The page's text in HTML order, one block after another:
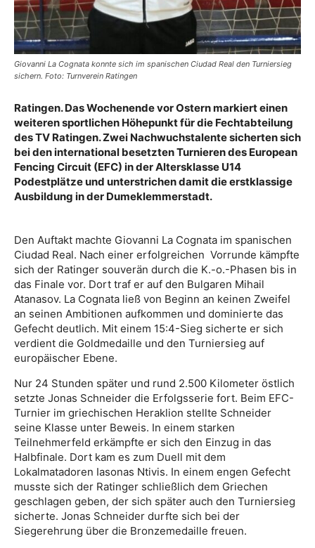
Giovanni La Cognata konnte sich im spanischen Ciudad Real den Turniersieg
sichern. Foto: Turnverein Ratingen
Ratingen. Das Wochenende vor Ostern markiert einen
weiteren sportlichen Höhepunkt für die Fechtabteilung
des TV Ratingen. Zwei Nachwuchstalente sicherten sich
bei den international besetzten Turnieren des European
Fencing Circuit (EFC) in der Altersklasse U14
Podestplätze und unterstrichen damit die erstklassige
Ausbildung in der Dumeklemmerstadt.
​Den Auftakt machte Giovanni La Cognata im spanischen
Ciudad Real. Nach einer erfolgreichen Vorrunde kämpfte
sich der Ratinger souverän durch die K.-o.-Phasen bis in
das Finale vor. Dort traf er auf den Bulgaren Mihail
Atanasov. La Cognata ließ von Beginn an keinen Zweifel
an seinen Ambitionen aufkommen und dominierte das
Gefecht deutlich. Mit einem 15:4-Sieg sicherte er sich
verdient die Goldmedaille und den Turniersieg auf
europäischer Ebene.
Nur 24 Stunden später und rund 2.500 Kilometer östlich
setzte Jonas Schneider die Erfolgsserie fort. Beim EFC-
Turnier im griechischen Heraklion stellte Schneider
seine Klasse unter Beweis. In einem starken
Teilnehmerfeld erkämpfte er sich den Einzug in das
Halbfinale. Dort kam es zum Duell mit dem
Lokalmatadoren Iasonas Ntivis. In einem engen Gefecht
musste sich der Ratinger schließlich dem Griechen
geschlagen geben, der sich später auch den Turniersieg
sicherte. Jonas Schneider durfte sich bei der
Siegerehrung über die Bronzemedaille freuen.